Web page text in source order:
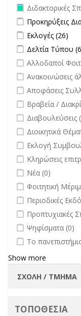
Remove
Διδακτορικές
ApplyΠροκηρύξεις
Apply Εκλογές filter
Εκλογές (26)
Apply Δελτία
Δελτία Τύπου
undefined
Αλλοδαποί
undefined
Ανακοινώσεις
undefined
Αποφάσεις
undefined
Βραβεία /
undefined
Διαβουλεύσεις
undefined
Διοικητικά
undefined
Εκλογή
undefined
Κληρώσεις
undefined
Νέα (0)
undefined
Φοιτητική
undefined
Περιοδικές
undefined
Προπτυχιακές
undefined
Ψηφίσματα (0)
undefined
Το
Show more
ΤΟΠΟΘΕΣΙΑ